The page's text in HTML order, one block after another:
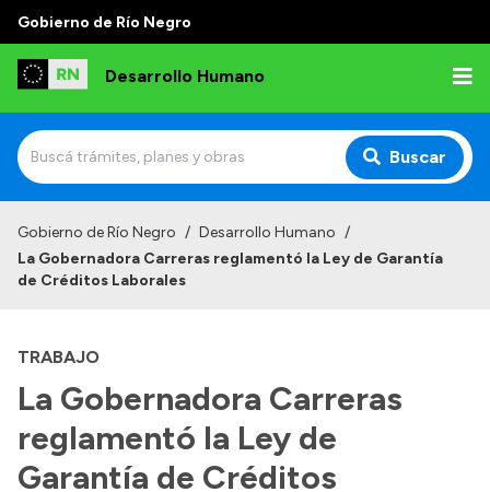
Gobierno de Río Negro
Desarrollo Humano
Buscar
Institucional
Autoridades
Delegaciones
Normativa
Gobierno de Río Negro / Desarrollo Humano /
La Gobernadora Carreras reglamentó la Ley de Garantía
de Créditos Laborales
TRABAJO
La Gobernadora Carreras
reglamentó la Ley de
Garantía de Créditos